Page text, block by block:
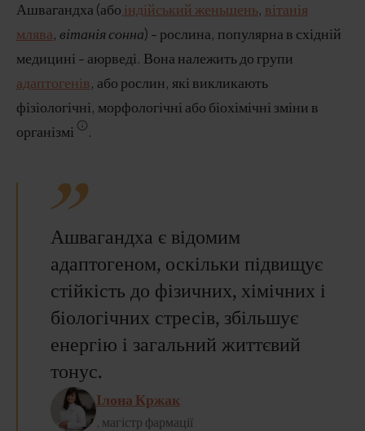
Ашвагандха (або індійський женьшень, вітанія
млява, вітанія сонна) - рослина, популярна в східній
медицині - аюрведі. Вона належить до групи
адаптогенів, або рослин, які викликають
фізіологічні, морфологічні або біохімічні зміни в
організмі
.
Ашвагандха є відомим
адаптогеном, оскільки підвищує
стійкість до фізичних, хімічних і
біологічних стресів, збільшує
енергію і загальний життєвий
тонус.
Ілона Кржак
, магістр фармації